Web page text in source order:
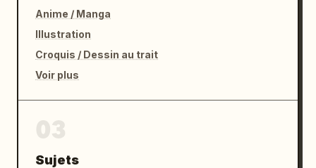
Anime / Manga
Illustration
Croquis / Dessin au trait
Voir plus
Sujets